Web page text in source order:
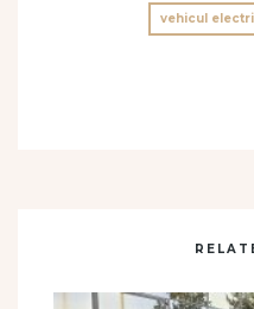
vehicul